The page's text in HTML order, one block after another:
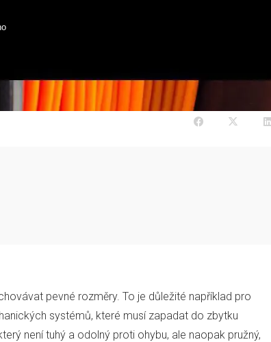
pevné rozměry. To je důležité například pro
systémů, které musí zapadat do zbytku
není tuhý a odolný proti ohybu, ale naopak pružný,